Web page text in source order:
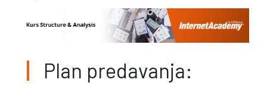
Plan predavanja: